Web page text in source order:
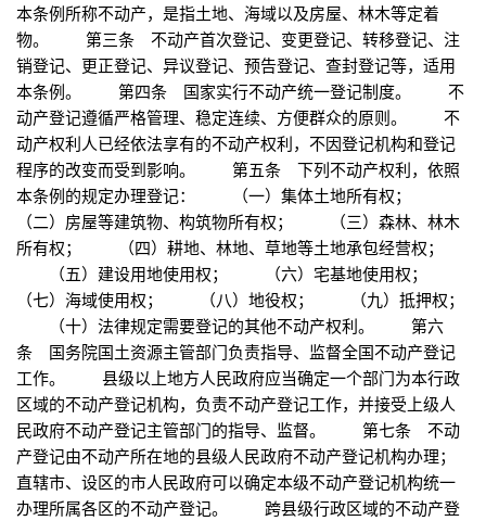
本条例所称不动产，是指土地、海域以及房屋、林木等定着
物。 第三条 不动产首次登记、变更登记、转移登记、注
销登记、更正登记、异议登记、预告登记、查封登记等，适用
本条例。 第四条 国家实行不动产统一登记制度。 不
动产登记遵循严格管理、稳定连续、方便群众的原则。 不
动产权利人已经依法享有的不动产权利，不因登记机构和登记
程序的改变而受到影响。 第五条 下列不动产权利，依照
本条例的规定办理登记： （一）集体土地所有权；
（二）房屋等建筑物、构筑物所有权； （三）森林、林木
所有权； （四）耕地、林地、草地等土地承包经营权；
（五）建设用地使用权； （六）宅基地使用权；
（七）海域使用权； （八）地役权； （九）抵押权；
（十）法律规定需要登记的其他不动产权利。 第六
条 国务院国土资源主管部门负责指导、监督全国不动产登记
工作。 县级以上地方人民政府应当确定一个部门为本行政
区域的不动产登记机构，负责不动产登记工作，并接受上级人
民政府不动产登记主管部门的指导、监督。 第七条 不动
产登记由不动产所在地的县级人民政府不动产登记机构办理；
直辖市、设区的市人民政府可以确定本级不动产登记机构统一
办理所属各区的不动产登记。 跨县级行政区域的不动产登